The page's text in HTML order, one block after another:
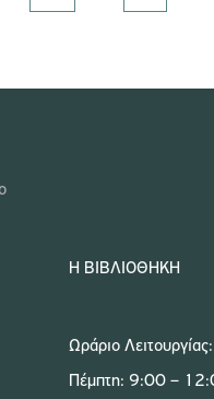
Η ΒΙΒΛΙΟΘΉΚΗ
Ωράριο
Πέμπτη: 9:00 –